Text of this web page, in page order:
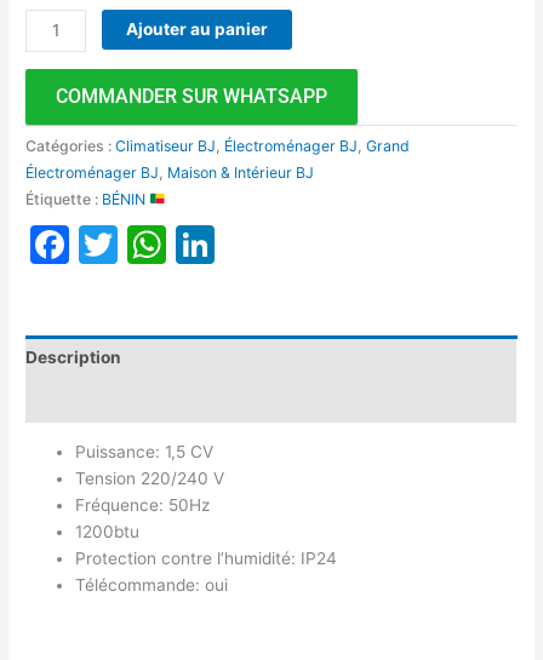
Ajouter au panier
COMMANDER SUR WHATSAPP
Catégories :Climatiseur BJ Électroménager BJ ,Grand
Électroménager BJ Maison & Intérieur BJ
Étiquette : BÉNIN
Facebook
TwitterWhatsApp
Description
Puissance: 1,5 CV
Tension 220/240 V
Fréquence: 50Hz
1200btu
Protection contre l’humidité: IP24
Télécommande: oui